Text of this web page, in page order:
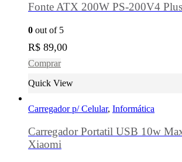
Fonte ATX 200W PS-200V4
0 out of 5
R$ 89,00
Comprar
Quick View
Carregador p/ Celular, Informática
Carregador Portatil USB 10w
Xiaomi